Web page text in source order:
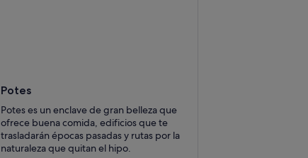
Potes
Potes es un enclave de gran belleza que
ofrece buena comida, edificios que te
trasladarán épocas pasadas y rutas por la
naturaleza que quitan el hipo.